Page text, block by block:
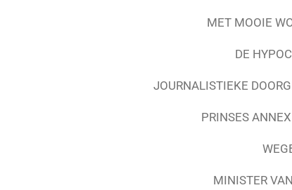
MET MOOIE
DE
JOURNALISTIEKE
PRINSES
MINISTER